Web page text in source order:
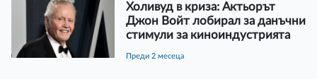
Холивуд в криза: Актьорът
Джон Войт лобирал за данъчни
стимули за киноиндустрията
преди 2 месеца